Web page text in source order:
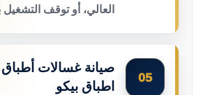
العالي، أو توقف
05
صيانة غسالات
اطباق بيكو